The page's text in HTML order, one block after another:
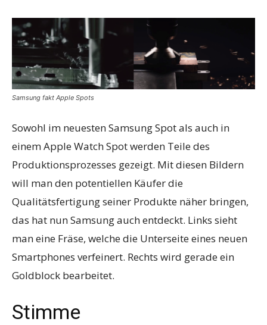
Samsung fakt Apple Spots
Sowohl im neuesten Samsung Spot als auch in
einem Apple Watch Spot werden Teile des
Produktionsprozesses gezeigt. Mit diesen Bildern
will man den potentiellen Käufer die
Qualitätsfertigung seiner Produkte näher bringen,
das hat nun Samsung auch entdeckt. Links sieht
man eine Fräse, welche die Unterseite eines neuen
Smartphones verfeinert. Rechts wird gerade ein
Goldblock bearbeitet.
Stimme